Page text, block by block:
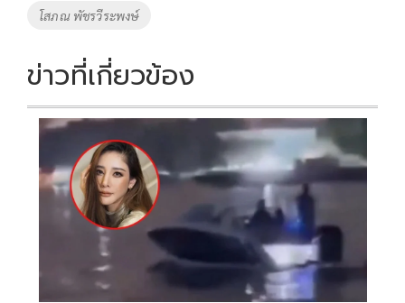
โสภณ พัชรวีระพงษ์
ข่าวที่เกี่ยวข้อง